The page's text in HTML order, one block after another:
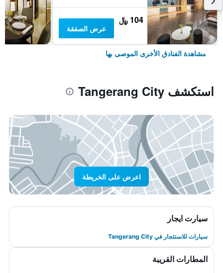
104 ﷼
عرض الصفقة
مشاهدة الفنادق الأخرى الموصى بها
استكشف Tangerang City
اعرض على الخريطة
سيارت ايجار
سيارات للاستئجار في Tangerang City
المطارات القريبة